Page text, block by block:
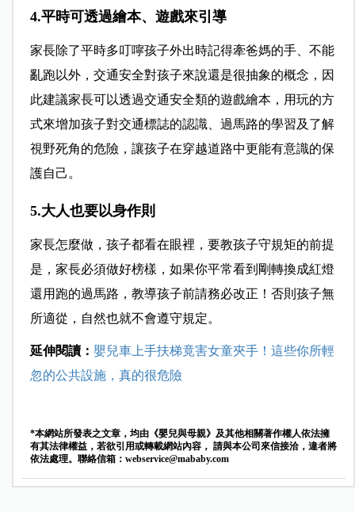
4.平時可透過繪本、遊戲來引導
家長除了平時多叮嚀孩子外出時記得牽爸媽的手、不能
亂跑以外，交通安全對孩子來說還是很抽象的概念，因
此建議家長可以透過交通安全類的遊戲繪本，用玩的方
式來增加孩子對交通標誌的認識、過馬路的學習及了解
視野死角的危險，讓孩子在穿越道路中更能有意識的保
護自己。
5.大人也要以身作則
家長怎麼做，孩子都看在眼裡，要教孩子守規矩的前提
是，家長必須做好榜樣，如果你平常看到剛轉換成紅燈
還用跑的過馬路，教導孩子前請務必改正！否則孩子無
所適從，自然也就不會遵守規定。
延伸閱讀： 嬰兒車上手扶梯竟害女童夾手！這些你所輕
忽的公共設施，真的很危險
*本網站所發表之文章，均由《嬰兒與母親》及其他相關著作權人依法擁
有其法律權益，若欲引用或轉載網站內容， 請與本公司來信接洽，違者將
依法處理。聯絡信箱： webservice@mababy.com